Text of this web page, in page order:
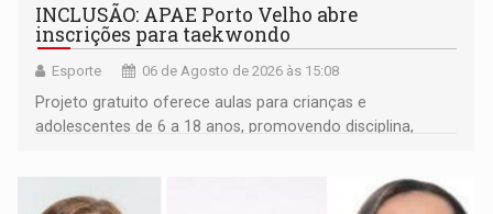
INCLUSÃO: APAE Porto Velho abre
inscrições para taekwondo
Esporte 06 de Agosto de 2026 às 15:08
Projeto gratuito oferece aulas para crianças e
adolescentes de 6 a 18 anos, promovendo disciplina,